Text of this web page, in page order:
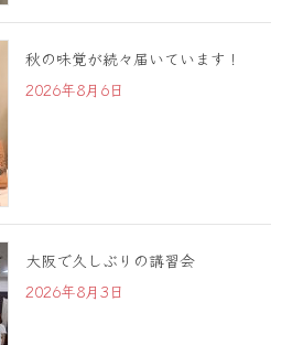
秋の味覚が続々届いています！
2026年8月6日
大阪で久しぶりの講習会
2026年8月3日